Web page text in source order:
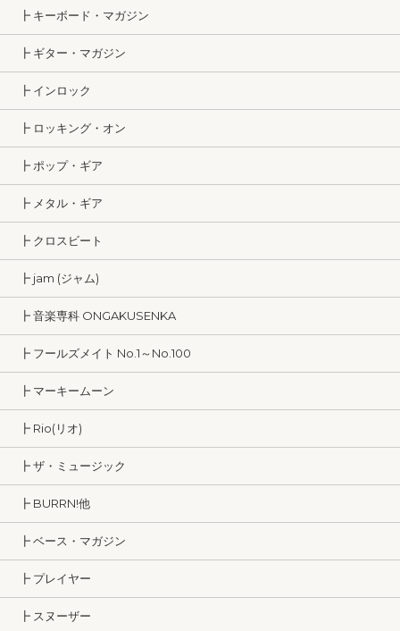
┣ キーボード・マガジン
┣ ギター・マガジン
┣ インロック
┣ ロッキング・オン
┣ ポップ・ギア
┣ メタル・ギア
┣ クロスビート
┣ jam (ジャム)
┣ 音楽専科 ONGAKUSENKA
┣ フールズメイト No.1～No.100
┣ マーキームーン
┣ Rio(リオ)
┣ ザ・ミュージック
┣ BURRN!他
┣ ベース・マガジン
┣ プレイヤー
┣ スヌーザー